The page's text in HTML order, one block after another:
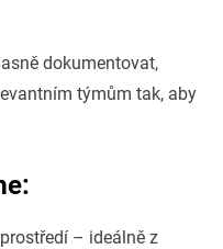
dokumentovat,
týmům tak, aby
– ideálně z